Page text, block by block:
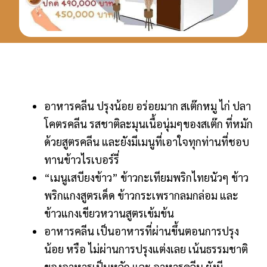
อาหารคลีน ปรุงน้อย อร่อยมาก สเต๊กหมู ไก่ ปลา
โคตรคลีน รสชาติละมุนเนื้อนุ่มๆของสเต๊ก ที่หมัก
ด้วยสูตรคลีน และยังมีเมนูที่เอาใจทุกท่านที่ชอบ
ทานข้าวไรเบอร์รี่
“เมนูเสบียงข้าว” ข้าวกะเทียมพริกไทยนัวๆ ข้าว
พริกแกงสูตรเด็ด ข้าวกระเพรากลมกล่อม และ
ข้าวแกงเขียวหวานสูตรเข้มข้น
อาหารคลีน เป็นอาหารที่ผ่านขึ้นตอนการปรุง
น้อย หรือ ไม่ผ่านการปรุงแต่งเลย เน้นธรรมชาติ